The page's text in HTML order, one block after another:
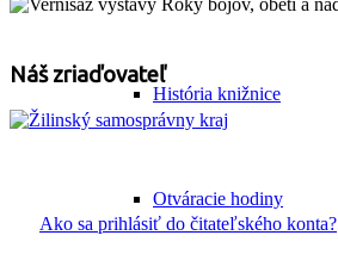
História knižnice
Otváracie hodiny
Náš zriaďovateľ
Ako sa prihlásiť do čitateľského konta?